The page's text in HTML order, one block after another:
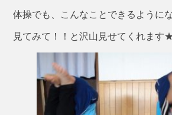
体操でも、こんなことできるように
見てみて！！と沢山見せてくれます